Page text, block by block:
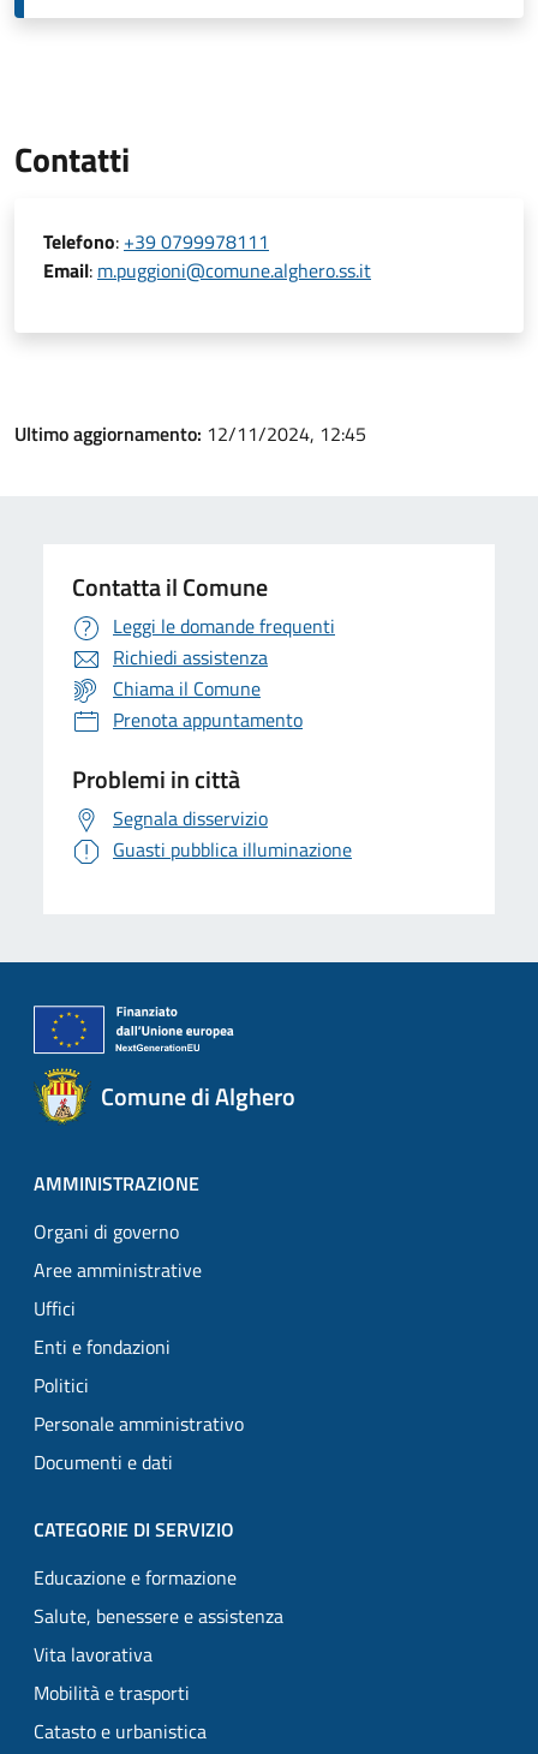
Contatti
Telefono: +39 0799978111
Email: m.puggioni@comune.alghero.ss.it
Ultimo aggiornamento: 12/11/2024, 12:45
Contatta il Comune
Leggi le domande frequenti
Richiedi assistenza
Chiama il Comune
Prenota appuntamento
Problemi in città
Segnala disservizio
Guasti pubblica illuminazione
Comune di Alghero
AMMINISTRAZIONE
Organi di governo
Aree amministrative
Uffici
Enti e fondazioni
Politici
Personale amministrativo
Documenti e dati
CATEGORIE DI SERVIZIO
Educazione e formazione
Salute, benessere e assistenza
Vita lavorativa
Mobilità e trasporti
Catasto e urbanistica